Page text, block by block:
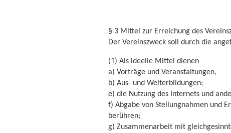
§ 3 Mittel zur Erreichung des
Der Vereinszweck soll durch die
(1) Als ideelle Mittel dienen
a) Vorträge und Veranstaltungen,
b) Aus- und Weiterbildungen;
e) die Nutzung des Internets und
f) Abgabe von Stellungnahmen und
berühren;
g) Zusammenarbeit mit